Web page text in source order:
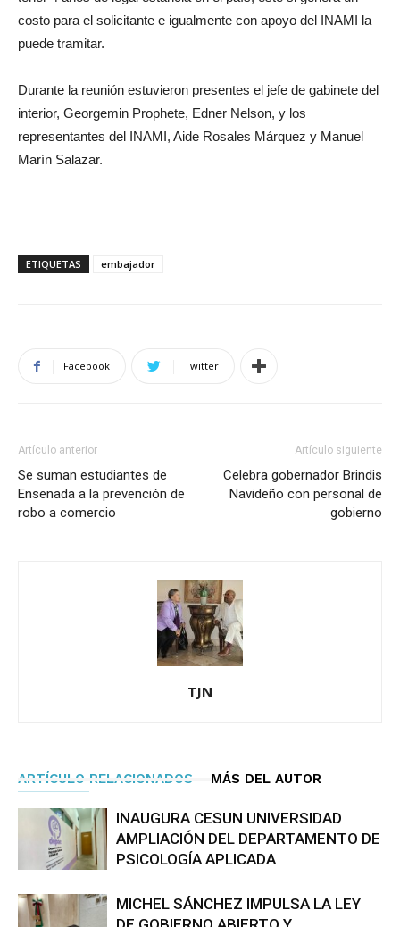
costo para el solicitante e igualmente con apoyo del INAMI la
puede tramitar.
Durante la reunión estuvieron presentes el jefe de gabinete del
interior, Georgemin Prophete, Edner Nelson, y los
representantes del INAMI, Aide Rosales Márquez y Manuel
Marín Salazar.
ETIQUETAS embajador
Facebook Twitter
Artículo anterior
Se suman estudiantes de
Ensenada a la prevención de
robo a comercio
Artículo siguiente
Celebra gobernador Brindis
Navideño con personal de
gobierno
TJN
ARTÍCULO RELACIONADOS MÁS DEL AUTOR
INAUGURA CESUN UNIVERSIDAD
AMPLIACIÓN DEL DEPARTAMENTO DE
PSICOLOGÍA APLICADA
MICHEL SÁNCHEZ IMPULSA LA LEY